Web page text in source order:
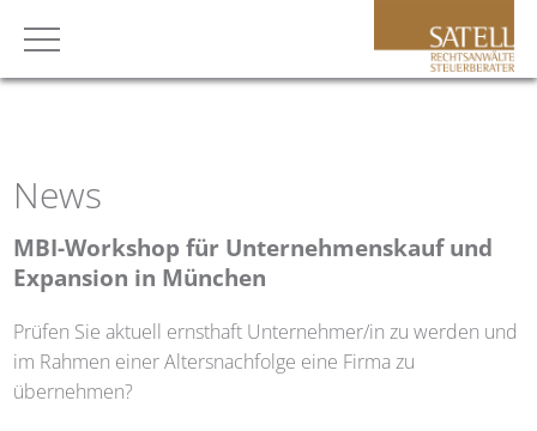
News
MBI-Workshop für Unternehmenskauf und
Expansion in München
Prüfen Sie aktuell ernsthaft Unternehmer/in zu werden und
im Rahmen einer Altersnachfolge eine Firma zu
übernehmen?